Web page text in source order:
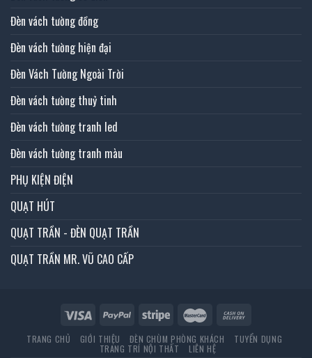
Đèn vách tường đồng
Đèn vách tường hiện đại
Đèn Vách Tường Ngoài Trời
Đèn vách tường thuỷ tinh
Đèn vách tường tranh led
Đèn vách tường tranh màu
PHỤ KIỆN ĐIỆN
QUẠT HÚT
QUẠT TRẦN - ĐÈN QUẠT TRẦN
QUẠT TRẦN MR. VŨ CAO CẤP
TRANG CHỦ GIỚI THIỆU ĐÈN CHÙM PHÒNG KHÁCH TUYỂN DỤNG
TRANG TRÍ NỘI THẤT LIÊN HỆ